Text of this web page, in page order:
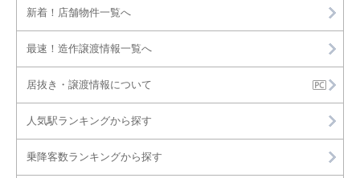
新着！店舗物件一覧へ
最速！造作譲渡情報一覧へ
居抜き・譲渡情報について
人気駅ランキングから探す
乗降客数ランキングから探す